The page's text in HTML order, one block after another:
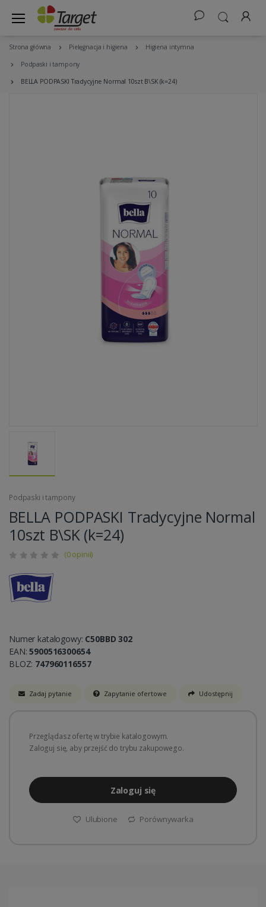
Strona główna Pielęgnacja i higiena Higiena intymna
Podpaski i tampony
BELLA PODPASKI Tradycyjne Normal 10szt B\SK (k=24)
Podpaski i tampony
BELLA PODPASKI Tradycyjne Normal
10szt B\SK (k=24)
(0 opinii)
Numer katalogowy: C50BBD 302
EAN:5900516300654
BLOZ: 747960116557
Zadaj pytanie Zapytanie ofertowe Udostępnij
Przeglądasz ofertę w trybie katalogowym.
Zaloguj się, aby przejść do trybu zakupowego.
Zaloguj się
Ulubione Porównywarka